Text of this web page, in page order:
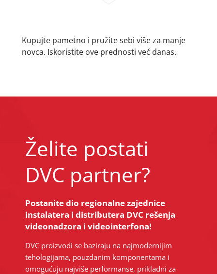
Kupujte pametno i pružite sebi više za manje
novca. Iskoristite ove prednosti već danas.
Želite postati
DVC partner?
Postanite dio regionalne zajednice
instalatera i distributera DVC rešenja
videonadzora i videointerfona!
DVC proizvodi se baziraju na najmodernijim
tehologijama, pouzdanim komponentama i
omogućuju najviše performanse, prikladni za